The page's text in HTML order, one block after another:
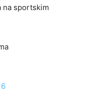
na sportskim